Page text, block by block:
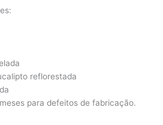
reflorestada
para defeitos de fabricação.